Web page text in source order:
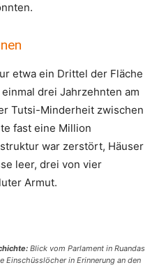
etwa ein Drittel der Fläche
drei Jahrzehnten am
Tutsi-Minderheit zwischen
fast eine Million
war zerstört, Häuser
leer, drei von vier
Armut.
Blick vom Parlament in Ruandas
Einschüsslöcher in Erinnerung an den